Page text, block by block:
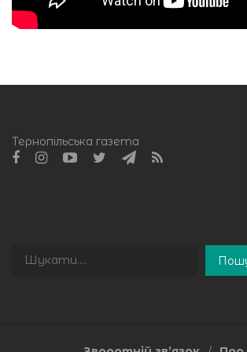
Тернопільська газета
Пошук